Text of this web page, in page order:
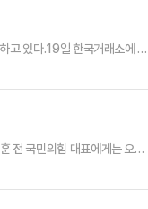
고 있다.19일 한국거래소에 따
어는 각각 28.8%(7만5000→9
전 국민의힘 대표에게는 오히
않겠다. 정면으로 맞서겠다"